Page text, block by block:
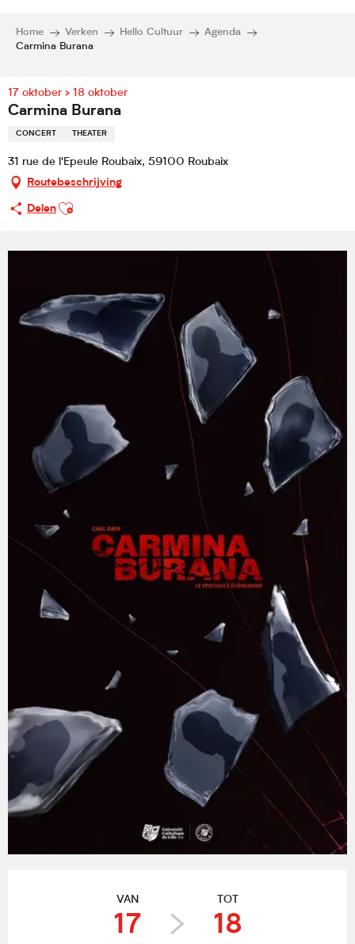
Home Verken Hello Cultuur
Agenda
Carmina Burana
17 oktober > 18 oktober
Carmina Burana
CONCERT THEATER
31 rue de l'Epeule Roubaix, 59100 Roubaix
Routebeschrijving
Delen
Ajouter aux favoris
VAN
17
TOT
18